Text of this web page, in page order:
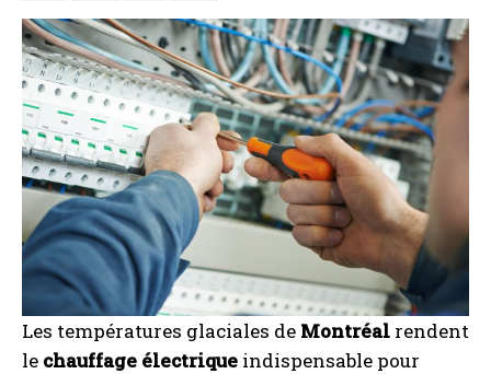
Les températures glaciales de Montréal rendent
le chauffage électrique indispensable pour